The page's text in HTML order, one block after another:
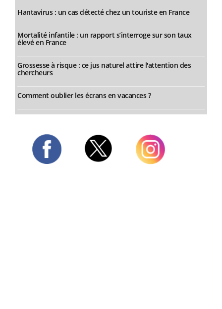
Hantavirus : un cas détecté chez un touriste en France
Mortalité infantile : un rapport s’interroge sur son taux
élevé en France
Grossesse à risque : ce jus naturel attire l'attention des
chercheurs
Comment oublier les écrans en vacances ?